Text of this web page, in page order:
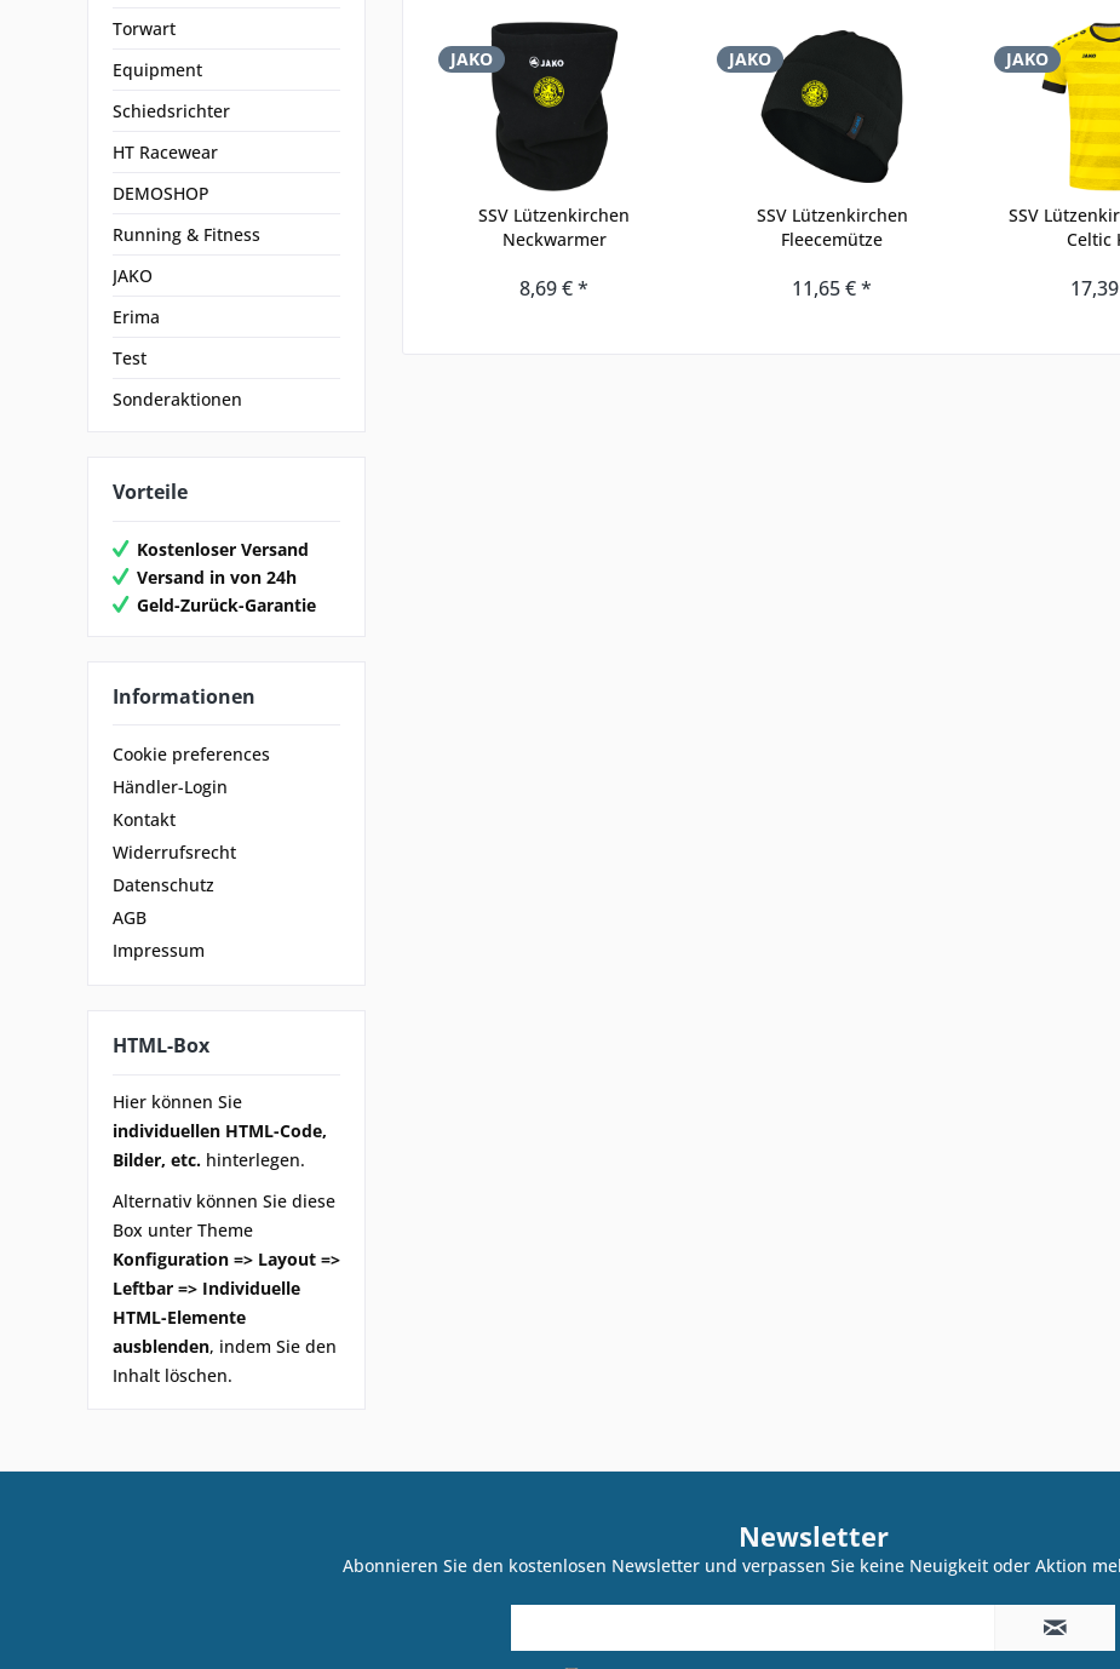
Torwart
Equipment
Schiedsrichter
HT Racewear
DEMOSHOP
Running & Fitness
JAKO
Erima
Test
Sonderaktionen
Vorteile
Kostenloser Versand
Versand in von 24h
Geld-Zurück-Garantie
Informationen
Cookie preferences
Händler-Login
Kontakt
Widerrufsrecht
Datenschutz
AGB
Impressum
HTML-Box
Hier können Sie
individuellen HTML-Code,
Bilder, etc. hinterlegen.
Alternativ können Sie diese
Box unter Theme
Konfiguration => Layout =>
Leftbar => Individuelle
HTML-Elemente
ausblenden, indem Sie den
Inhalt löschen.
JAKO
SSV Lützenkirchen
Neckwarmer
8,69 € *
JAKO
SSV Lützenkirchen
Fleecemütze
11,65 € *
JAKO
SSV
Celtic
Newsletter
Abonnieren Sie den kostenlosen Newsletter und verpassen Sie keine Neuigkeit oder Aktion